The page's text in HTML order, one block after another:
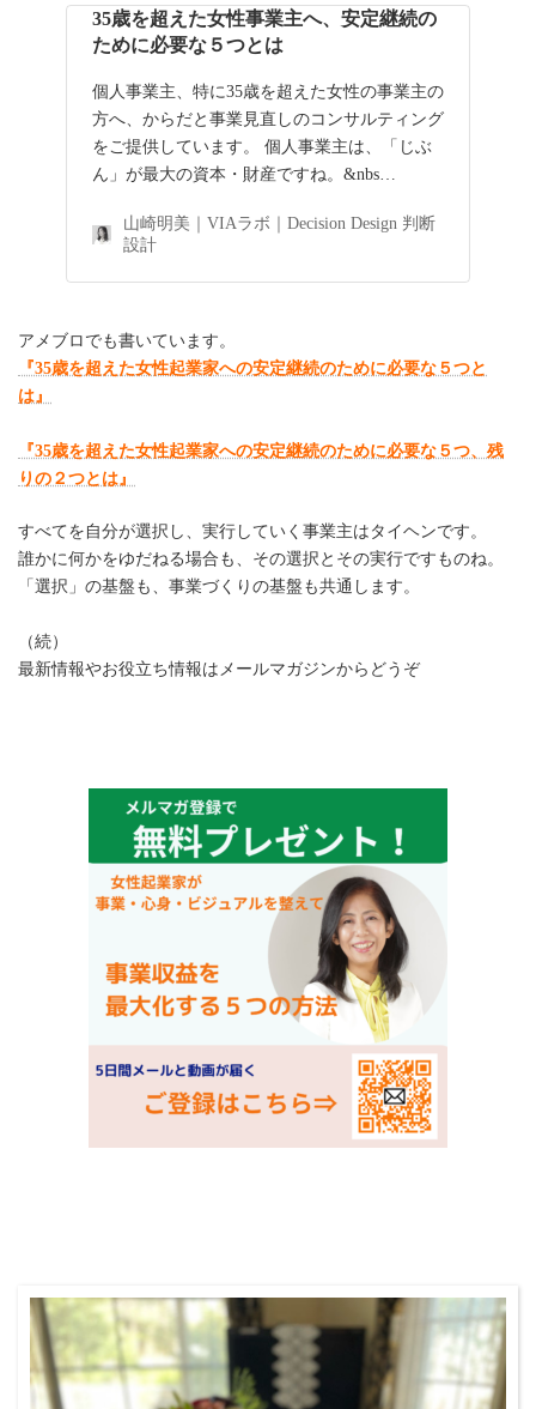
35歳を超えた女性事業主へ、安定継続の
ために必要な５つとは
個人事業主、特に35歳を超えた女性の事業主の
方へ、からだと事業見直しのコンサルティング
をご提供しています。 個人事業主は、「じぶ
ん」が最大の資本・財産ですね。&nbs…
山崎明美｜VIAラボ｜Decision Design 判断
設計
アメブロでも書いています。
『35歳を超えた女性起業家への安定継続のために必要な５つと
は』
『35歳を超えた女性起業家への安定継続のために必要な５つ、残
りの２つとは』
すべてを自分が選択し、実行していく事業主はタイヘンです。
誰かに何かをゆだねる場合も、その選択とその実行ですものね。
「選択」の基盤も、事業づくりの基盤も共通します。
（続）
最新情報やお役立ち情報はメールマガジンからどうぞ